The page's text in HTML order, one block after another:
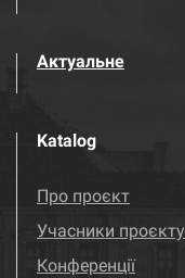
Актуальне
Katalog
Про проєкт
Учасники проєкту
Конференції